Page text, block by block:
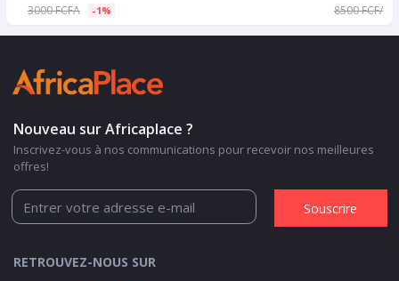
3000 FCFA -1% 8500 FCFA
Nouveau sur Africaplace ?
Inscrivez-vous à nos communications pour recevoir nos meilleures
offres!
Souscrire
RETROUVEZ-NOUS SUR